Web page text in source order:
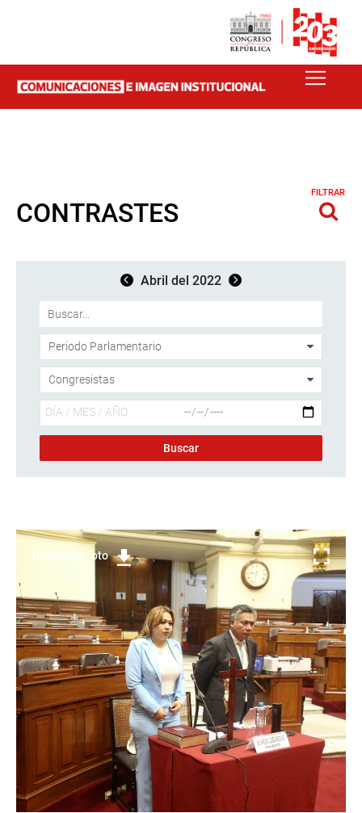
CONTRASTES
FILTRAR
Abril del 2022
Descargar foto